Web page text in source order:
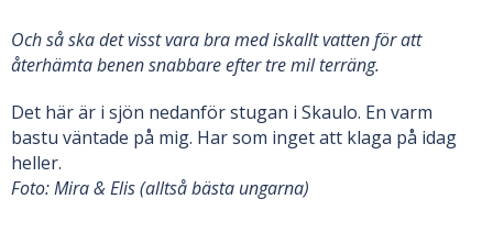
Och så ska det visst vara bra med iskallt vatten för att
återhämta benen snabbare efter tre mil terräng.
Det här är i sjön nedanför stugan i Skaulo. En varm
bastu väntade på mig. Har som inget att klaga på idag
heller.
Foto: Mira & Elis (alltså bästa ungarna)